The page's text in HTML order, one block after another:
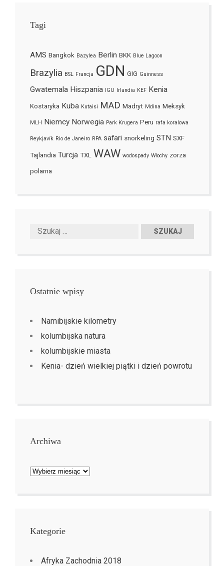
Tagi
AMS Bangkok Bazylea Berlin BKK Blue Lagoon
Brazylia BSL Francja GDN GIG Guinness
Gwatemala Hiszpania IGU Irlandia KEF Kenia
Kostaryka Kuba Kutaisi MAD Madryt Mdina Meksyk
MLH Niemcy Norwegia Park Krugera Peru rafa koralowa
Reykjavík Rio de Janeiro RPA safari snorkeling STN SXF
Tajlandia Turcja TXL WAW wodospady Włochy zorza
polarna
Ostatnie wpisy
Namibijskie kilometry
kolumbijska natura
kolumbijskie miasta
Kenia- dzień wielkiej piątki i dzień powrotu
Archiwa
Archiwa
Kategorie
Afryka Zachodnia 2018